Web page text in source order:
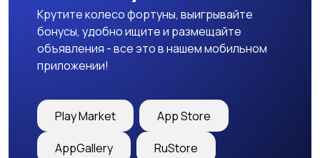
Крутите колесо фортуны, выигрывайте
бонусы, удобно ищите и размещайте
объявления - все это в нашем мобильном
приложении!
Play Market App Store
AppGallery RuStore